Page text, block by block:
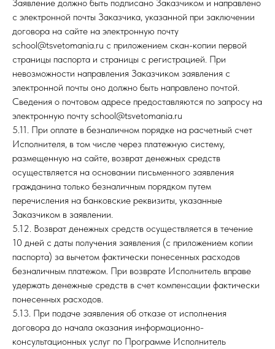
Заявление должно быть подписано Заказчиком и направлено
с электронной почты Заказчика, указанной при заключении
договора на сайте на электронную почту
school@tsvetomania.ru c приложением скан-копии первой
страницы паспорта и страницы с регистрацией. При
невозможности направления Заказчиком заявления с
электронной почты оно должно быть направлено почтой.
Сведения о почтовом адресе предоставляются по запросу на
электронную почту school@tsvetomania.ru
5.11. При оплате в безналичном порядке на расчетный счет
Исполнителя, в том числе через платежную систему,
размещенную на сайте, возврат денежных средств
осуществляется на основании письменного заявления
гражданина только безналичным порядком путем
перечисления на банковские реквизиты, указанные
Заказчиком в заявлении.
5.12. Возврат денежных средств осуществляется в течение
10 дней с даты получения заявления (с приложением копии
паспорта) за вычетом фактически понесенных расходов
безналичным платежом. При возврате Исполнитель вправе
удержать денежные средств в счет компенсации фактически
понесенных расходов.
5.13. При подаче заявления об отказе от исполнения
договора до начала оказания информационно-
консультационных услуг по Программе Исполнитель